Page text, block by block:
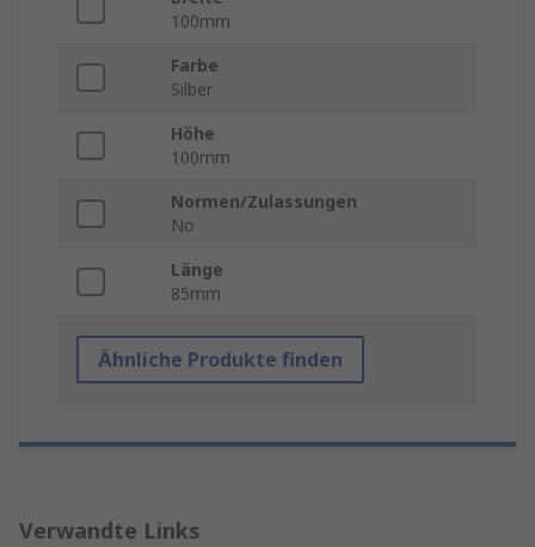
100mm
Farbe
Silber
Höhe
100mm
Normen/Zulassungen
No
Länge
85mm
Ähnliche Produkte finden
Verwandte Links